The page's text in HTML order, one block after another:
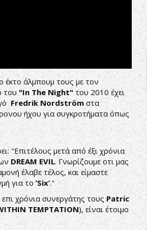
έκτο άλμπουμ τους με τον
του"In The Night" του 2010 έχει
Fredrik Nordström στα
ήχου για συγκροτήματα όπως
"Επιτέλους μετά από έξι χρόνια
DREAM EVIL. Γνωρίζουμε οτι μας
έλαβε τέλος, και είμαστε
για το ’Six’."
χρόνια συνεργάτης τουςPatric
TEMPTATION), είναι έτοιμο